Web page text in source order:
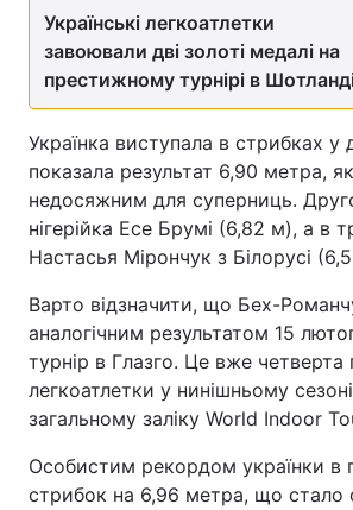
Українські легкоатлетки
завоювали дві золоті медалі на
престижному турнірі в
Українка виступала в стрибках у
показала результат 6,90 метра,
недосяжним для суперниць.
нігерійка Есе Брумі (6,82 м), а в
Настасья Мірончук з Білорусі
Варто відзначити, що Бех-
аналогічним результатом 15
турнір в Глазго. Це вже четверта
легкоатлетки у нинішньому
загальному заліку World Indoor
Особистим рекордом українки в
стрибок на 6,96 метра, що стало